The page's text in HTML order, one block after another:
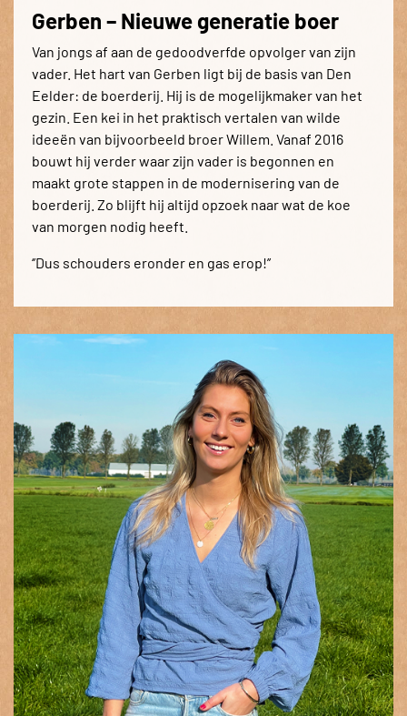
Gerben – Nieuwe generatie boer
Van jongs af aan de gedoodverfde opvolger van zijn
vader. Het hart van Gerben ligt bij de basis van Den
Eelder: de boerderij. Hij is de mogelijkmaker van het
gezin. Een kei in het praktisch vertalen van wilde
ideeën van bijvoorbeeld broer Willem. Vanaf 2016
bouwt hij verder waar zijn vader is begonnen en
maakt grote stappen in de modernisering van de
boerderij. Zo blijft hij altijd opzoek naar wat de koe
van morgen nodig heeft.
‘’Dus schouders eronder en gas erop!’’